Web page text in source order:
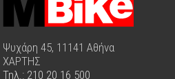
Ψυχάρη 45, 11141 Αθήνα
ΧΑΡΤΗΣ
Τηλ.: 210 20 16 500